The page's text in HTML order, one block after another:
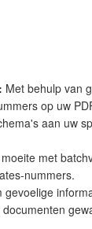
Met behulp van
op uw
aan uw
met
nummers.
gevoelige